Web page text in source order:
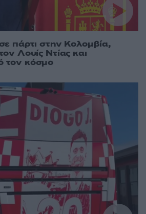
πάρτι στην Κολομβία,
Λουίς Ντίας και
τον κόσμο